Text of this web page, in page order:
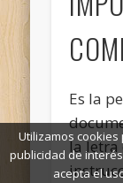
Es la
la letra
Utilizamos
publicidad de
acepta el